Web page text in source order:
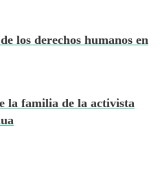
los derechos humanos en
la familia de la activista